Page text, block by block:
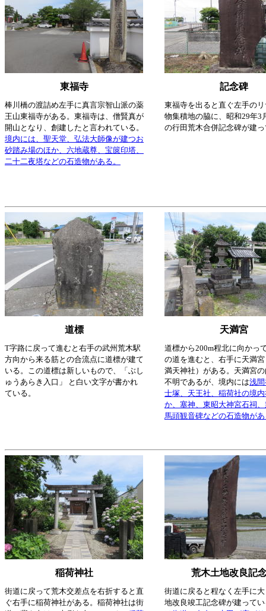
東福寺 記念碑
棒川橋の渡詰め左手に真言宗智山派の薬
王山東福寺がある。東福寺は、僧賢真が
開山となり、創建したと言われている。
境内には、聖天堂、弘法大師像が建つお
砂踏み場のほか、六地蔵尊、宝篋印塔、
二十二夜塔などの石造物がある。
東福寺を出ると直ぐ左手の
物集積地の脇に、昭和29年3
の行田荒木合併記念碑が建
道標 天満宮
T字路に戻って進むと右手の武州荒木駅
方向から来る筋との合流点に道標が建て
いる。この道標は新しいもので、「ぶし
ゅうあらき入口」 と白い文字が書かれ
ている。
道標から200m程北に向かっ
の道を進むと、右手に天満
満天神社）がある。天満宮
不明であるが、境内には浅
士塚、天王社、稲荷社の境
か、塞神、東昭大神宮石祠
馬頭観音碑などの石造物が
稲荷神社 荒木土地改良記
街道に戻って荒木交差点を右折すると直
ぐ右手に稲荷神社がある。稲荷神社は街
街道に戻ると程なく左手に
地改良竣工記念碑が建って